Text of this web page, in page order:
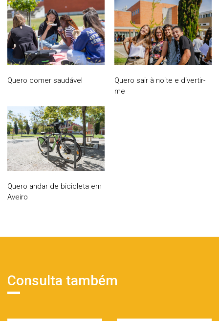
Quero comer saudável
Quero sair à noite e divertir-
me
Quero andar de bicicleta em
Aveiro
Consulta também